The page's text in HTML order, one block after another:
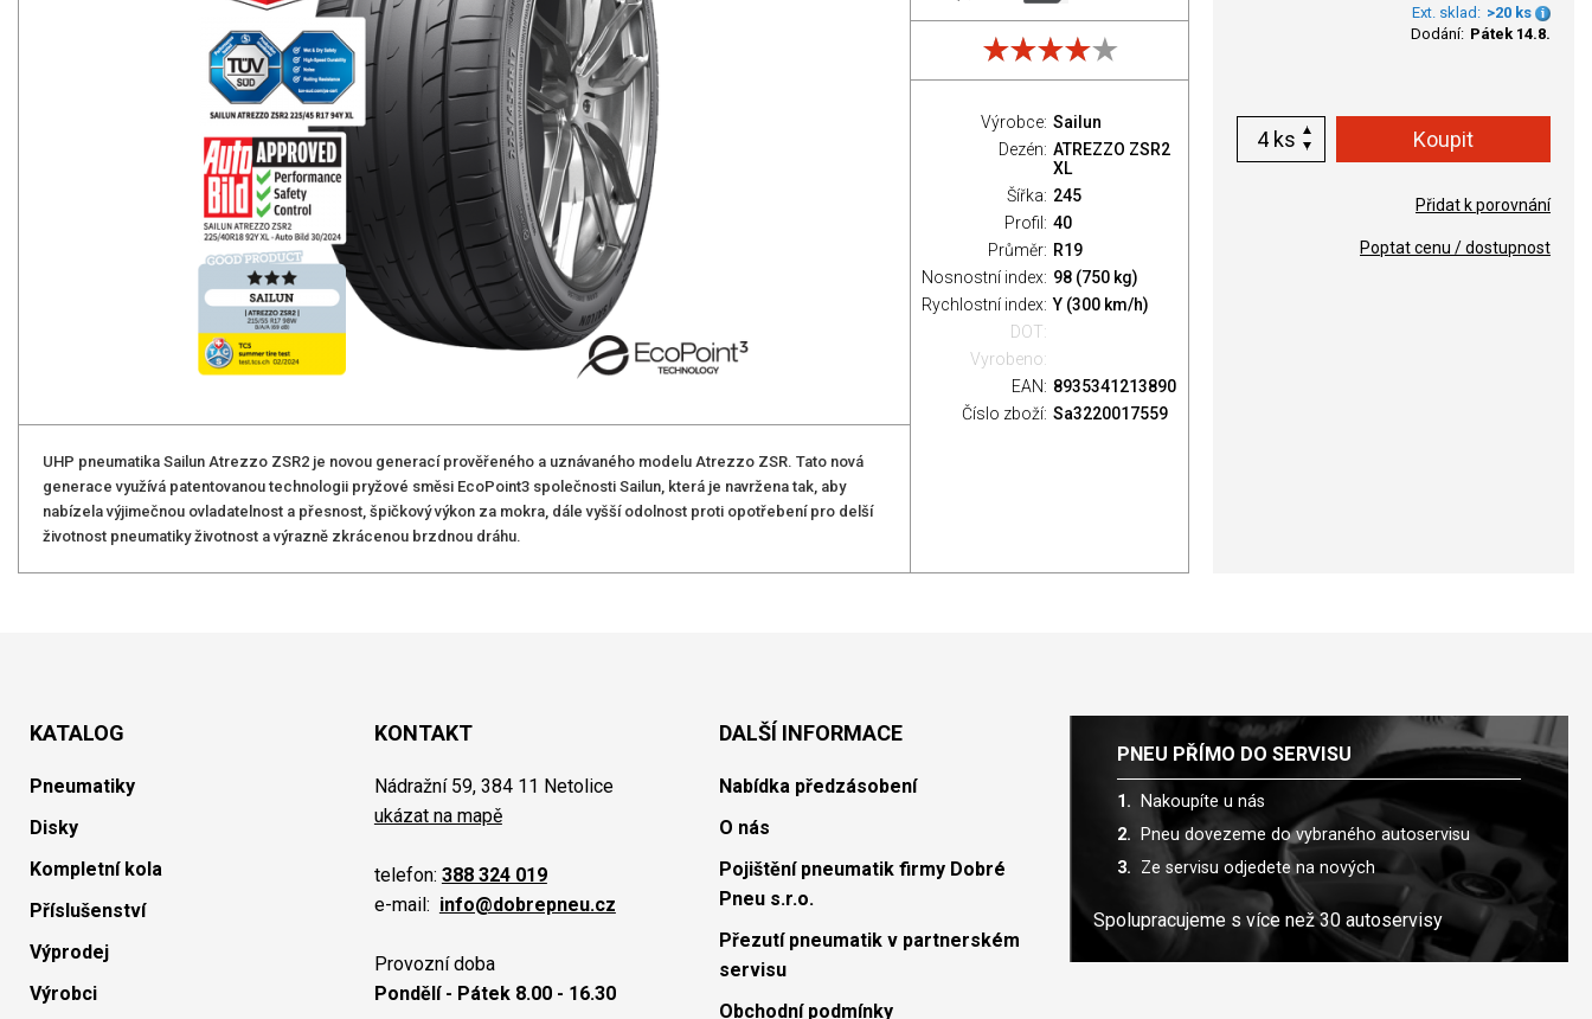
UHP pneumatika Sailun Atrezzo ZSR2 je novou generací prověřeného a uznávaného modelu Atrezzo ZSR. Tato nová
generace využívá patentovanou technologii pryžové směsi EcoPoint3 společnosti Sailun, která je navržena tak, aby
nabízela výjimečnou ovladatelnost a přesnost, špičkový výkon za mokra, dále vyšší odolnost proti opotřebení pro delší
životnost pneumatiky životnost a výrazně zkrácenou brzdnou dráhu.
Výrobce: Sailun
Dezén: ATREZZO ZSR2
XL
Šířka: 245
Profil: 40
Průměr: R19
Nosnostní index: 98 (750 kg)
Rychlostní index: Y (300 km/h)
DOT:
Vyrobeno:
EAN: 8935341213890
Číslo zboží: Sa3220017559
Ext. sklad: >20 ks
Dodání: Pátek 14.8.
ks
Přidat k porovnání
Poptat cenu / dostupnost
KATALOG
Pneumatiky
Disky
Kompletní kola
Příslušenství
Výprodej
Výrobci
KONTAKT
Nádražní 59, 384 11 Netolice
ukázat na mapě
telefon: 388 324 019
e-mail: info@dobrepneu.cz
Provozní doba
Pondělí - Pátek 8.00 - 16.30
DALŠÍ INFORMACE
Nabídka předzásobení
O nás
Pojištění pneumatik firmy Dobré
Pneu s.r.o.
Přezutí pneumatik v partnerském
servisu
Obchodní podmínky
PNEU PŘÍMO DO SERVISU
Nakoupíte u nás
Pneu dovezeme do vybraného autoservisu
Ze servisu odjedete na nových
Spolupracujeme s více než 30 autoservisy